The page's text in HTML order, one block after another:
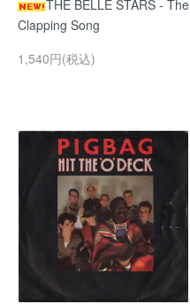
THE BELLE STARS - The
Clapping Song
1,540円(税込)